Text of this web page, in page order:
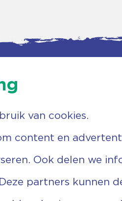
Contactgegevens
7731 PA Ommen
0529 455 767
van cookies.
content en
Ook delen we
partners kunnen